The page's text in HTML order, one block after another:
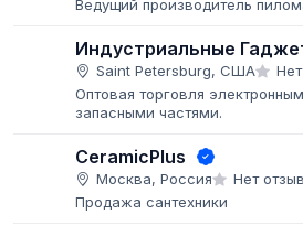
Ведущий производитель
Индустриальные
Saint Petersburg, США
Оптовая торговля
запасными частями.
CeramicPlus
Москва, Россия
Нет
Продажа сантехники